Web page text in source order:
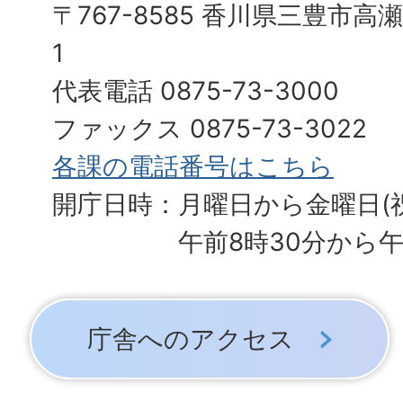
〒767-8585 香川県三豊市高
1
代表電話 0875-73-3000
ファックス 0875-73-3022
各課の電話番号はこちら
開庁日時：月曜日から金曜日(
午前8時30分から
庁舎へのアクセス